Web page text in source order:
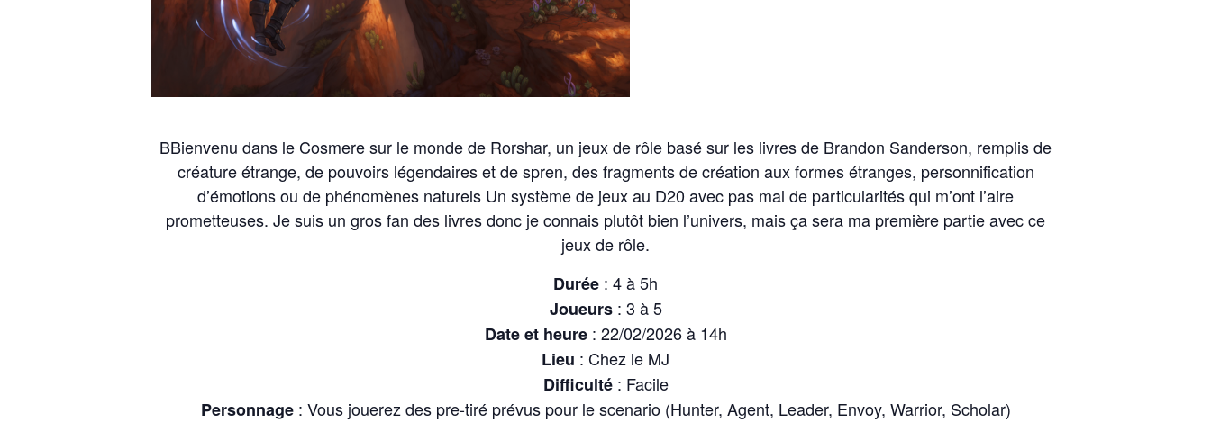
BBienvenu dans le Cosmere sur le monde de Rorshar, un jeux de rôle basé sur les livres de Brandon Sanderson, remplis de
créature étrange, de pouvoirs légendaires et de spren, des fragments de création aux formes étranges, personnification
d’émotions ou de phénomènes naturels Un système de jeux au D20 avec pas mal de particularités qui m’ont l’aire
prometteuses. Je suis un gros fan des livres donc je connais plutôt bien l’univers, mais ça sera ma première partie avec ce
jeux de rôle.
Durée : 4 à 5h
Joueurs: 3 à 5
Date et heure: 22/02/2026 à 14h
Lieu : Chez le MJ
Difficulté: Facile
Personnage: Vous jouerez des pre-tiré prévus pour le scenario (Hunter, Agent, Leader, Envoy, Warrior, Scholar)